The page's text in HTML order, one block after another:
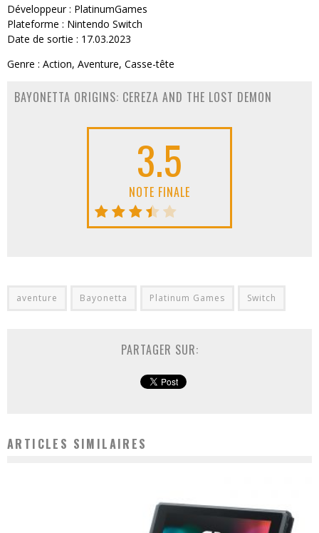
Développeur : PlatinumGames
Plateforme : Nintendo Switch
Date de sortie : 17.03.2023
Genre : Action, Aventure, Casse-tête
BAYONETTA ORIGINS: CEREZA AND THE LOST DEMON
3.5
NOTE FINALE
aventure Bayonetta Platinum Games Switch
PARTAGER SUR:
ARTICLES SIMILAIRES